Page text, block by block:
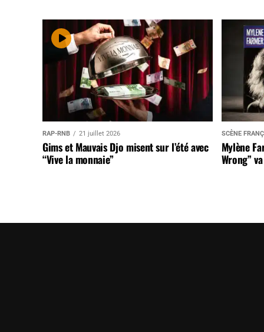
RAP-RNB 21 juillet 2026
Gims et Mauvais Djo misent sur l’été avec
“Vive la monnaie”
SCÈNE
Mylène
Wrong”